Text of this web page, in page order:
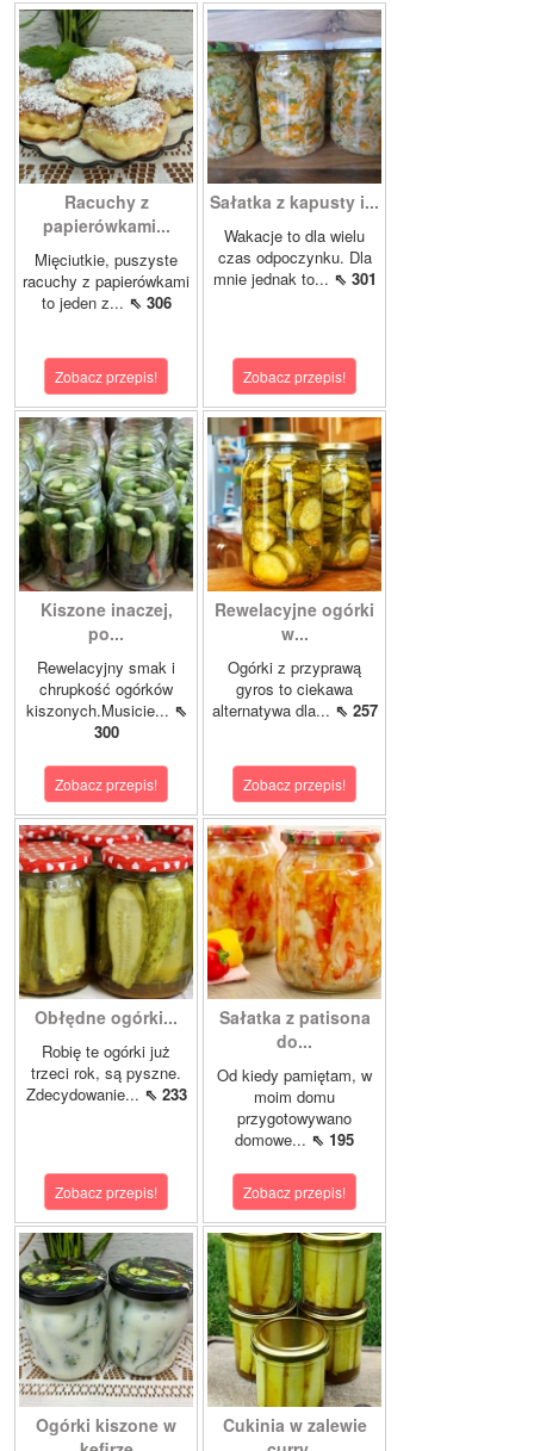
Racuchy z
papierówkami...
Mięciutkie, puszyste
racuchy z papierówkami
to jeden z... ⇖ 306
Zobacz przepis!
Sałatka z kapusty i...
Wakacje to dla wielu
czas odpoczynku. Dla
mnie jednak to... ⇖ 301
Zobacz przepis!
Kiszone inaczej,
po...
Rewelacyjny smak i
chrupkość ogórków
kiszonych.Musicie... ⇖
300
Zobacz przepis!
Rewelacyjne ogórki
w...
Ogórki z przyprawą
gyros to ciekawa
alternatywa dla... ⇖ 257
Zobacz przepis!
Obłędne ogórki...
Robię te ogórki już
trzeci rok, są pyszne.
Zdecydowanie... ⇖ 233
Zobacz przepis!
Sałatka z patisona
do...
Od kiedy pamiętam, w
moim domu
przygotowywano
domowe... ⇖ 195
Zobacz przepis!
Ogórki kiszone w
Cukinia w zalewie